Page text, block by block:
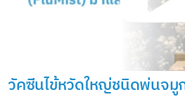
วัคซีนไข้หวัดใหญ่ชนิดพ่นจมู